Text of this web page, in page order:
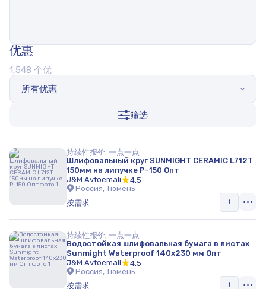
优惠
所有优惠
筛选
1,548 个优
持续性报价, 一点一点
Шлифовальный круг SUNMIGHT CERAMIC L712T
150мм на липучке P-150 Опт
J&M Avtoemali
4.5
Россия, Тюмень
按需求
持续性报价, 一点一点
Водостойкая шлифовальная бумага в листах
Sunmight Waterproof 140x230 мм Опт
J&M Avtoemali
4.5
Россия, Тюмень
按需求